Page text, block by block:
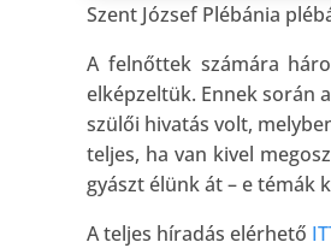
Szent József Plébánia
A felnőttek számára
elképzeltük. Ennek során
szülői hivatás volt,
teljes, ha van kivel
gyászt élünk át – e témák
A teljes híradás elérhető